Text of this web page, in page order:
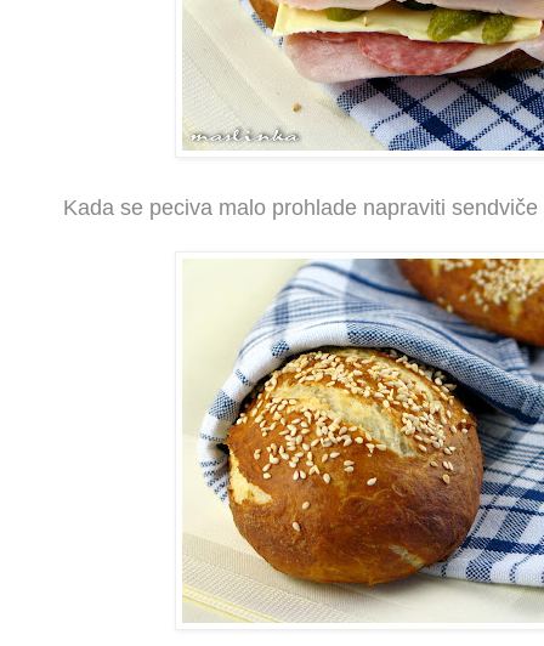
Kada se peciva malo prohlade napraviti